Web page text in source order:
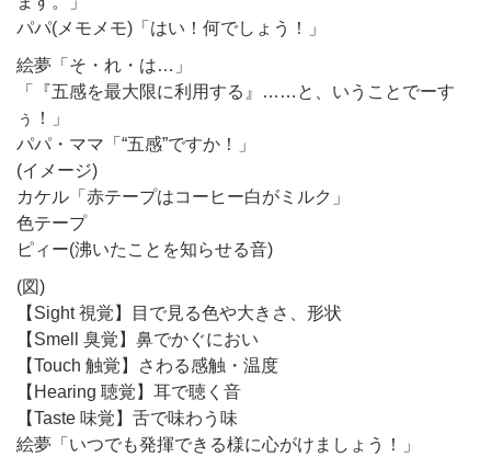
パパ(メモメモ)「はい！何でしょう！」
絵夢「そ・れ・は…」
「『五感を最大限に利用する』……と、いうことでーす
ぅ！」
パパ・ママ「“五感”ですか！」
(イメージ)
カケル「赤テープはコーヒー白がミルク」
色テープ
ピィー(沸いたことを知らせる音)
(図)
【Sight 視覚】目で見る色や大きさ、形状
【Smell 臭覚】鼻でかぐにおい
【Touch 触覚】さわる感触・温度
【Hearing 聴覚】耳で聴く音
【Taste 味覚】舌で味わう味
絵夢「いつでも発揮できる様に心がけましょう！」